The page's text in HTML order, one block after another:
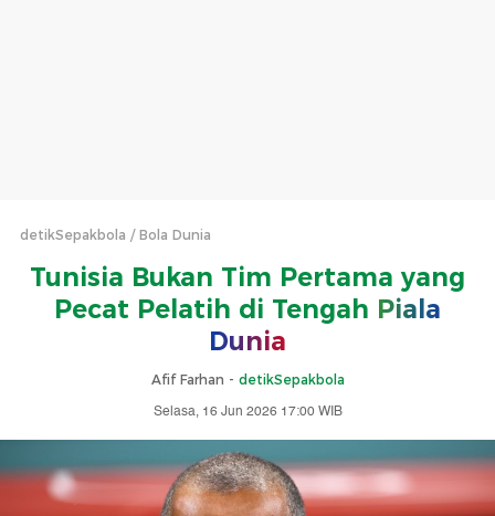
detikSepakbola Bola Dunia
Tunisia Bukan Tim Pertama yang
Pecat Pelatih di Tengah Piala
Dunia
Afif Farhan - detikSepakbola
Selasa, 16 Jun 2026 17:00 WIB